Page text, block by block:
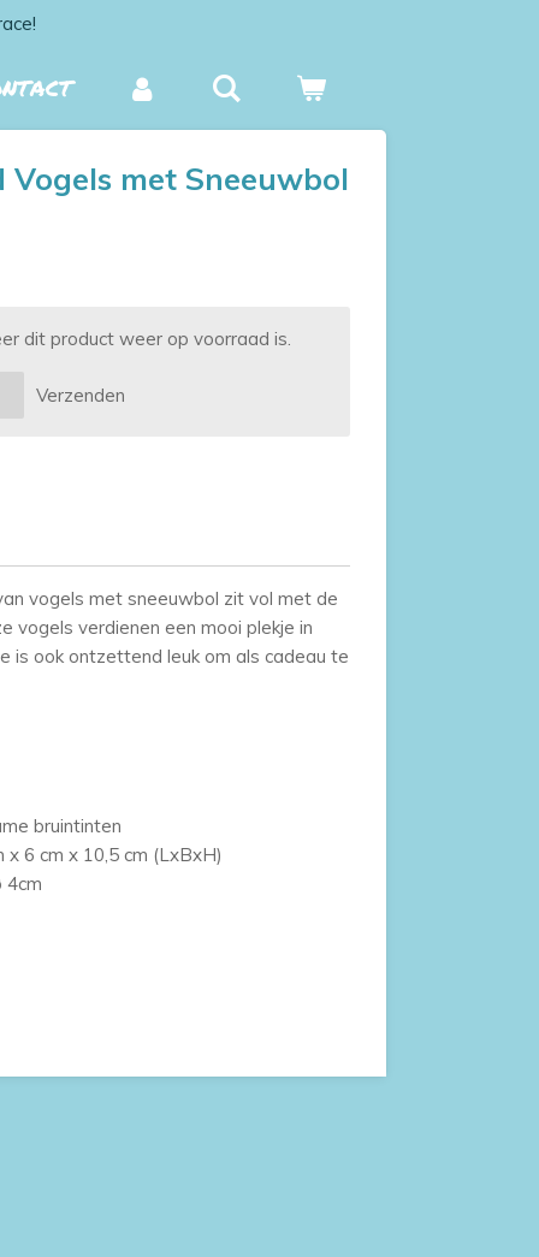
Vogels met Sneeuwbol
dit product weer op voorraad is.
Verzenden
vogels met sneeuwbol zit vol met de
vogels verdienen een mooi plekje in
is ook ontzettend leuk om als cadeau te
bruintinten
6 cm x 10,5 cm (LxBxH)
4cm